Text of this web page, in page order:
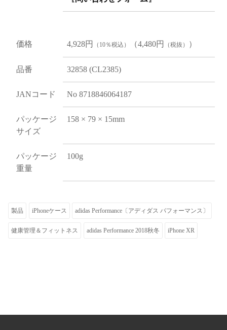
価格 4,928円 （10％税込） （4,480円 （税抜） ）
品番 32858 (CL2385)
JANコード No 8718846064187
パッケージ
サイズ
158 × 79 × 15mm
パッケージ
重量
100g
製品 iPhoneケース adidas Performance〔アディダス パフォーマンス〕
健康管理＆フィットネス adidas Performance 2018秋冬 iPhone XR